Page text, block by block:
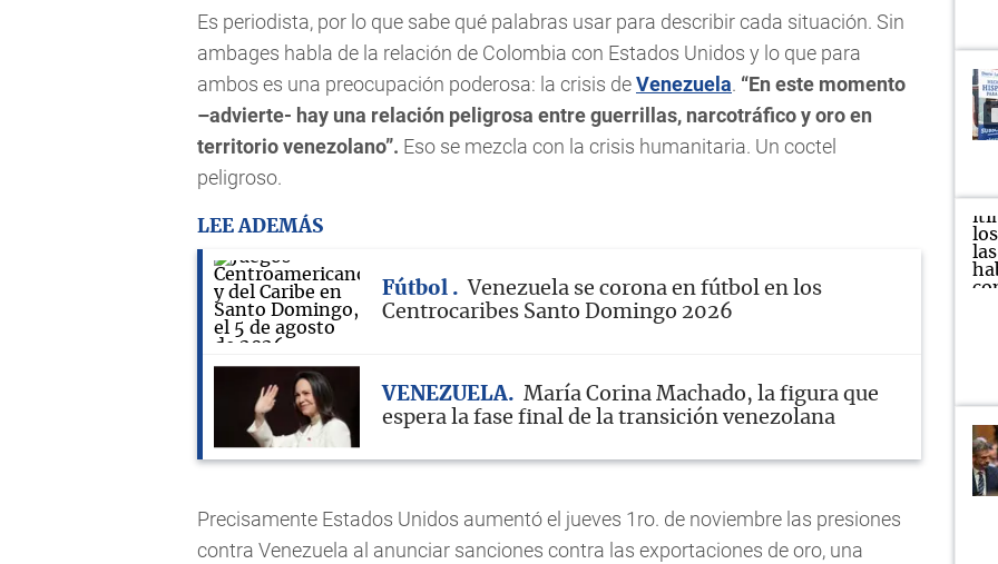
Es periodista, por lo que sabe qué palabras usar para describir cada situación. Sin
ambages habla de la relación de Colombia con Estados Unidos y lo que para
ambos es una preocupación poderosa: la crisis deVenezuela. “En este momento
–advierte- hay una relación peligrosa entre guerrillas, narcotráfico y oro en
territorio venezolano”. Eso se mezcla con la crisis humanitaria. Un coctel
peligroso.
LEE ADEMÁS
Fútbol
Venezuela se corona en fútbol en los
Centrocaribes Santo Domingo 2026
VENEZUELA
María Corina Machado, la figura que
espera la fase final de la transición venezolana
Precisamente Estados Unidos aumentó el jueves 1ro. de noviembre las presiones
contra Venezuela al anunciar sanciones contra las exportaciones de oro, una